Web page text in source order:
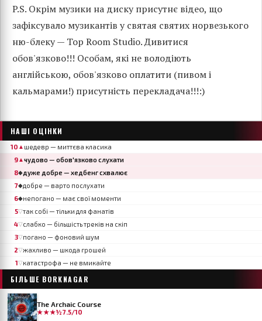
P.S. Окрім музики на диску присутнє відео, що
зафіксувало музикантів у святая святих норвезького
ню-блеку — Top Room Studio. Дивитися
обов'язково!!! Особам, які не володіють
англійською, обов'язково оплатити (пивом і
кальмарами!) присутність перекладача!!!:)
НАШІ ОЦІНКИ
10 ▲ шедевр — миттєва класика
9▲чудово — обов'язково слухати
8◆дуже добре — хедбенг схвалює
7◆добре — варто послухати
6◆непогано — має свої моменти
5▽так собі — тільки для фанатів
4▽слабко — більшість треків на скіп
3▽погано — фоновий шум
2▽жахливо — шкода грошей
1▽катастрофа — не вмикайте
БІЛЬШЕ BORKNAGAR
The Archaic Course
★★★½7.5/10